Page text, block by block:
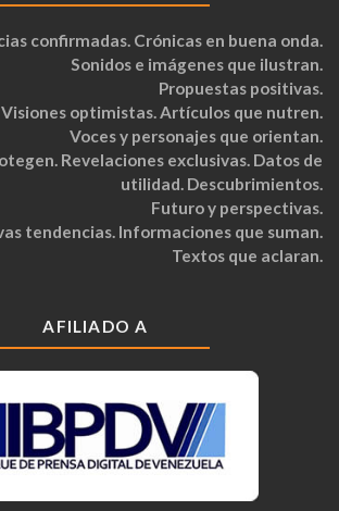
confirmadas. Crónicas en buena onda.
Sonidos e imágenes que ilustran.
Propuestas positivas.
Visiones optimistas. Artículos que nutren.
Voces y personajes que orientan.
Revelaciones exclusivas. Datos de
utilidad. Descubrimientos.
Futuro y perspectivas.
tendencias. Informaciones que suman.
Textos que aclaran.
AFILIADO A